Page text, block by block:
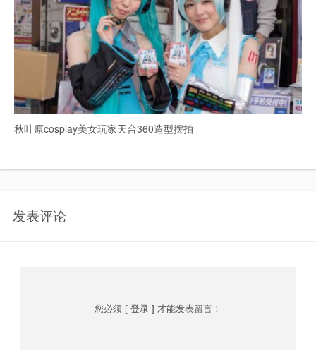
秋叶原cosplay美女玩家天台360造型摆拍
发表评论
您必须 [ 登录 ] 才能发表留言！